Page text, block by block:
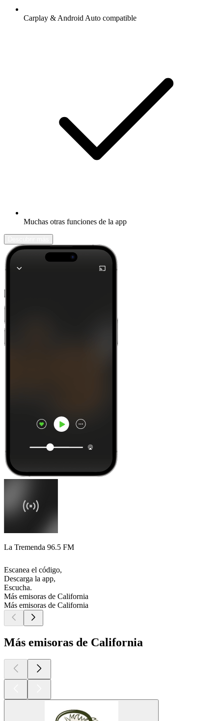
Carplay & Android Auto compatible
Muchas otras funciones de la app
La Tremenda 96.5 FM
Escanea el código,
Descarga la app,
Escucha.
Más emisoras de California
Más emisoras de California
Más emisoras de California